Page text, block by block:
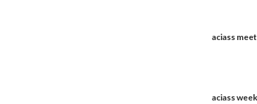
aciass
aciass